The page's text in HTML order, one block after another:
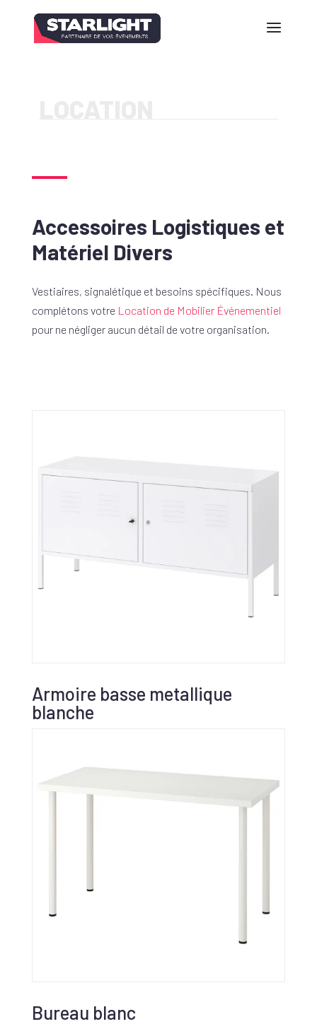
Accessoires Logistiques et
Matériel Divers
Vestiaires, signalétique et besoins spécifiques. Nous
complétons votre Location de Mobilier Événementiel
pour ne négliger aucun détail de votre organisation.
Armoire basse metallique
blanche
Bureau blanc